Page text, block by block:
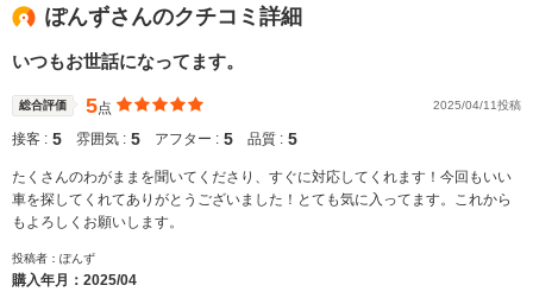
ぽんずさんのクチコミ詳細
いつもお世話になってます。
総合評価 5点 2025/04/11投稿
接客 : 5 雰囲気 : 5 アフター : 5 品質 : 5
たくさんのわがままを聞いてくださり、すぐに対応してくれます！今回もいい
車を探してくれてありがとうございました！とても気に入ってます。これから
もよろしくお願いします。
投稿者：ぽんず
購入年月： 2025/04